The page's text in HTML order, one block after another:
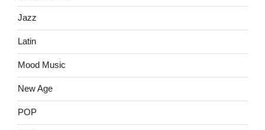
Jazz
Latin
Mood Music
New Age
POP